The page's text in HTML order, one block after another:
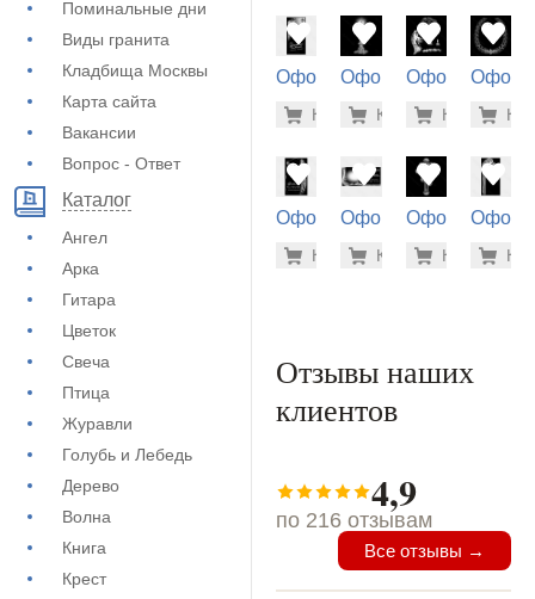
Поминальные дни
Виды гранита
Кладбища Москвы
Карта сайта
Вакансии
Вопрос - Ответ
Каталог
Ангел
Арка
Гитара
Цветок
Свеча
Птица
Журавли
Голубь и Лебедь
Дерево
Волна
Книга
Крест
Оформление
(72-834)
-7% 5.600
Купить
Оформление
(71-122)
-7%
Купить
Оформление
(71-596)
-
Купить(71-
Оформление
(72-628)
-7% 5.600
Купить
Оформление
(73-104)
-7%
Купить
Оформление
(71-344)
-
Купить(72-
Отзывы наших
клиентов
4,9
по 216 отзывам
Все отзывы →